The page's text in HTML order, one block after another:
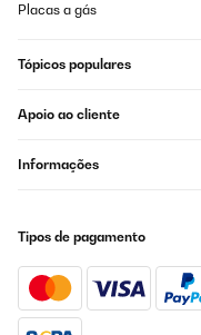
Placas a gás
Tópicos populares
Apoio ao cliente
Informações
Tipos de pagamento